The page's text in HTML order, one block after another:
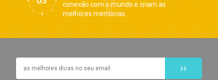
conexão com o mundo e criam as
melhores memórias.